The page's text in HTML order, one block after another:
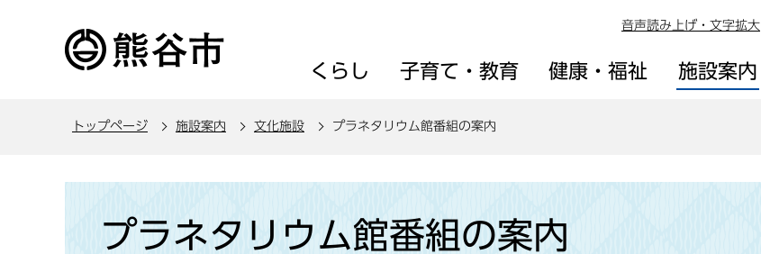
音声読み上げ・文字拡大
くらし 子育て・教育 健康・福祉 施設案内
トップページ 施設案内 文化施設 プラネタリウム館番組の案内
プラネタリウム館番組の案内